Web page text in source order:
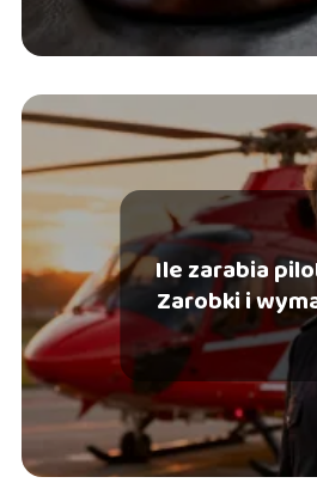
Ile zarabia
Zarobki i